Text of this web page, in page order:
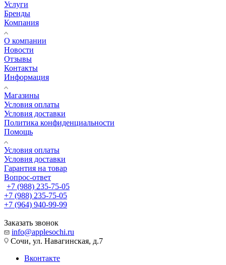
Услуги
Бренды
Компания
О компании
Новости
Отзывы
Контакты
Информация
Магазины
Условия оплаты
Условия доставки
Политика конфиденциальности
Помощь
Условия оплаты
Условия доставки
Гарантия на товар
Вопрос-ответ
+7 (988) 235-75-05
+7 (988) 235-75-05
+7 (964) 940-99-99
Заказать звонок
info@applesochi.ru
Сочи, ул. Навагинская, д.7
Вконтакте